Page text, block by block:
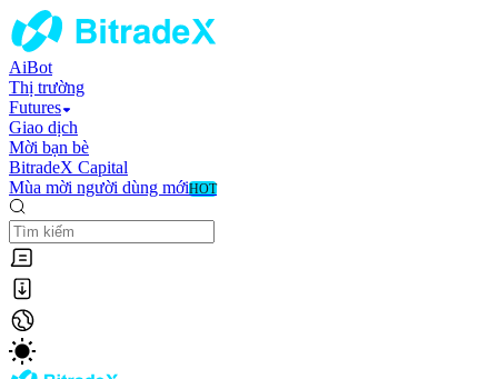
AiBot
Thị trường
Futures
Giao dịch
Mời bạn bè
BitradeX Capital
Mùa mời người dùng mớiHOT